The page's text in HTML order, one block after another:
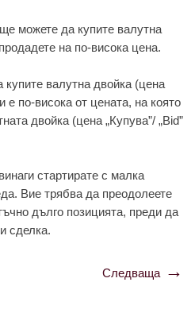
можете да купите валутна
на по-висока цена.
валутна двойка (цена
е по-висока от цената, на която
двойка (цена „Купува”/ „Bid”
стартирате с малка
Вие трябва да преодолеете
дълго позицията, преди да
сделка.
Следваща